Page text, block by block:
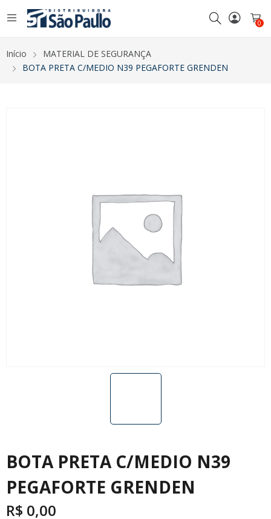
0
Início
MATERIAL DE SEGURANÇA
BOTA PRETA C/MEDIO N39 PEGAFORTE GRENDEN
BOTA PRETA C/MEDIO N39
PEGAFORTE GRENDEN
R$ 0,00